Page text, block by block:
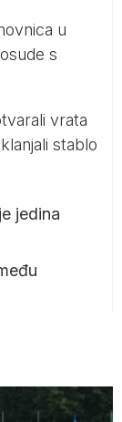
u
s
vrata
stablo
jedina